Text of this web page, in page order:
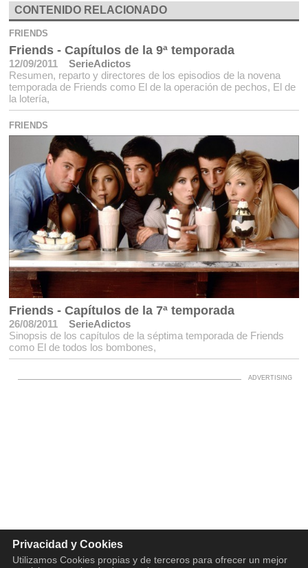
CONTENIDO RELACIONADO
FRIENDS
Friends - Capítulos de la 9ª temporada
12/09/2011
SerieAdictos
Resumen, reparto y directores de los episodios de la novena
temporada de Friends como El de la operación de pechos, El de
la lotería,
FRIENDS
Friends - Capítulos de la 7ª temporada
26/08/2011
SerieAdictos
Sinopsis de los capítulos de la séptima temporada de Friends
como El de todos los bombones,
Privacidad y Cookies
Utilizamos Cookies propias y de terceros para ofrecer un mejor